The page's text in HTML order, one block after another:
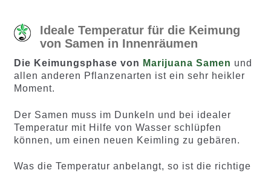
Ideale Temperatur für die Keimung
von Samen in Innenräumen
Die Keimungsphase von Marijuana Samen und
allen anderen Pflanzenarten ist ein sehr heikler
Moment.
Der Samen muss im Dunkeln und bei idealer
Temperatur mit Hilfe von Wasser schlüpfen
können, um einen neuen Keimling zu gebären.
Was die Temperatur anbelangt, so ist die richtige